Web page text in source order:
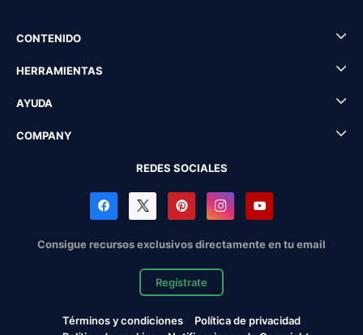
CONTENIDO
HERRAMIENTAS
AYUDA
COMPANY
REDES SOCIALES
Consigue recursos exclusivos directamente en tu email
Regístrate
Términos y condiciones
Política de privacidad